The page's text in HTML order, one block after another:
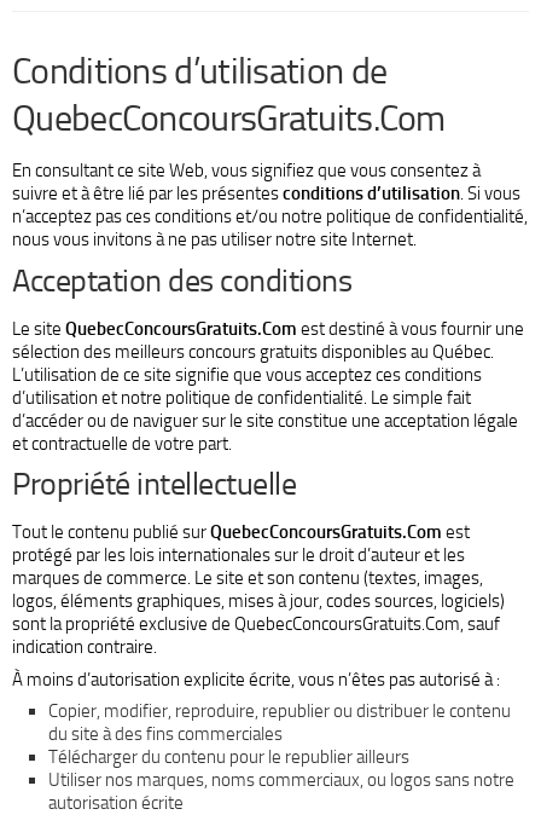
Conditions d’utilisation de
QuebecConcoursGratuits.Com
En consultant ce site Web, vous signifiez que vous consentez à
suivre et à être lié par les présentesconditions d’utilisation. Si vous
n’acceptez pas ces conditions et/ou notre politique de confidentialité,
nous vous invitons à ne pas utiliser notre site Internet.
Acceptation des conditions
Le site QuebecConcoursGratuits.Com est destiné à vous fournir une
sélection des meilleurs concours gratuits disponibles au Québec.
L’utilisation de ce site signifie que vous acceptez ces conditions
d’utilisation et notre politique de confidentialité. Le simple fait
d’accéder ou de naviguer sur le site constitue une acceptation légale
et contractuelle de votre part.
Propriété intellectuelle
Tout le contenu publié surQuebecConcoursGratuits.Com est
protégé par les lois internationales sur le droit d’auteur et les
marques de commerce. Le site et son contenu (textes, images,
logos, éléments graphiques, mises à jour, codes sources, logiciels)
sont la propriété exclusive de QuebecConcoursGratuits.Com, sauf
indication contraire.
À moins d’autorisation explicite écrite, vous n’êtes pas autorisé à :
Copier, modifier, reproduire, republier ou distribuer le contenu
du site à des fins commerciales
Télécharger du contenu pour le republier ailleurs
Utiliser nos marques, noms commerciaux, ou logos sans notre
autorisation écrite